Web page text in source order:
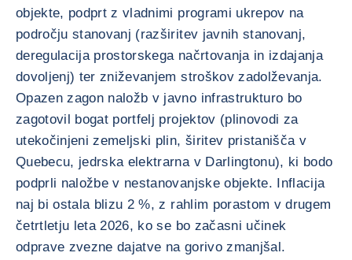
objekte, podprt z vladnimi programi ukrepov na
področju stanovanj (razširitev javnih stanovanj,
deregulacija prostorskega načrtovanja in izdajanja
dovoljenj) ter zniževanjem stroškov zadolževanja.
Opazen zagon naložb v javno infrastrukturo bo
zagotovil bogat portfelj projektov (plinovodi za
utekočinjeni zemeljski plin, širitev pristanišča v
Quebecu, jedrska elektrarna v Darlingtonu), ki bodo
podprli naložbe v nestanovanjske objekte. Inflacija
naj bi ostala blizu 2 %, z rahlim porastom v drugem
četrtletju leta 2026, ko se bo začasni učinek
odprave zvezne dajatve na gorivo zmanjšal.